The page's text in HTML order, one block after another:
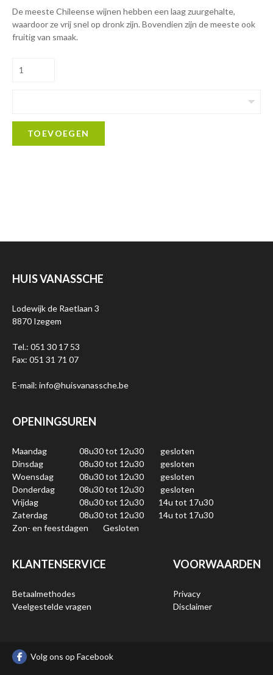
De meeste Chileense wijnen hebben een laag zuurgehalte,
waardoor ze vrij snel op dronk zijn. Bovendien zijn de meeste ook
fruitig van smaak.
TOEVOEGEN
HUIS VANASSCHE
Lodewijk de Raetlaan 3
8870 Izegem
Tel.: 051 30 17 53
Fax: 051 31 71 07
E-mail: info@huisvanassche.be
OPENINGSUREN
Maandag 08u30 tot 12u30
gesloten
Dinsdag
08u30 tot 12u30
gesloten
Woensdag
08u30 tot 12u30
gesloten
Donderdag
08u30 tot 12u30
gesloten
Vrijdag
08u30 tot 12u30
14u tot 17u30
Zaterdag
08u30 tot 12u30
14u tot 17u30
Zon- en feestdagen
Gesloten
KLANTENSERVICE
Betaalmethodes
Veelgestelde vragen
VOORWAARDEN
Privacy
Disclaimer
Volg ons op Facebook